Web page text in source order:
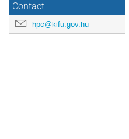
Contact
hpc@kifu.gov.hu